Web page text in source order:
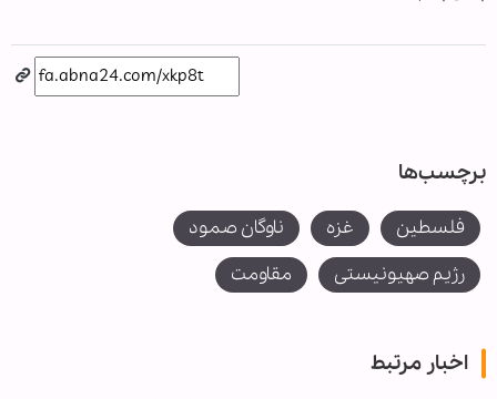
برچسب‌ها
فلسطین غزه
ناوگان صمود
رژیم صهیونیستی
مقاومت
اخبار مرتبط